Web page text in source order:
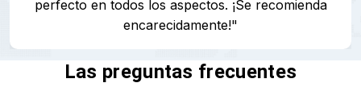
claridad. Sin duda volveré a reservar."
Las preguntas frecuentes